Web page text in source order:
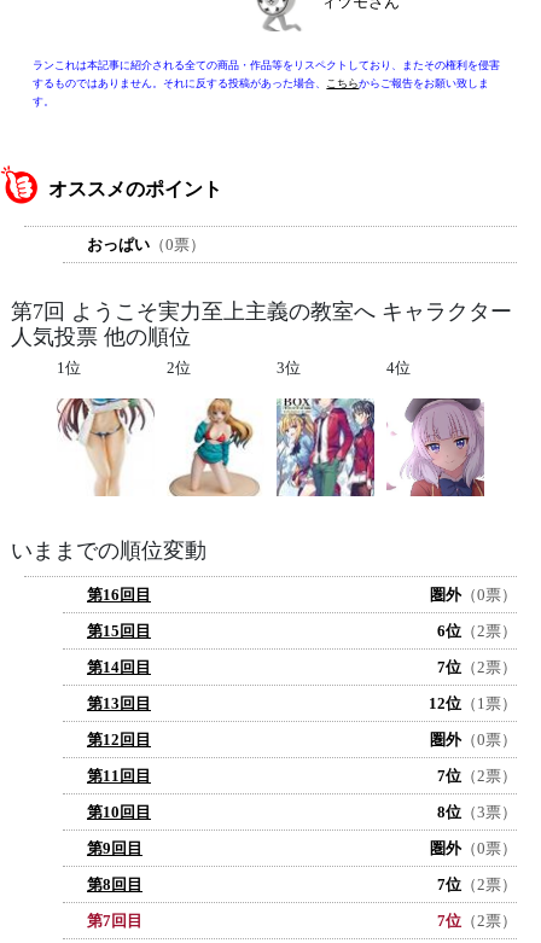
ランこれは本記事に紹介される全ての商品・作品等をリスペクトしており、またその権利を侵害
するものではありません。それに反する投稿があった場合、 こちらからご報告をお願い致しま
す。
オススメのポイント
おっぱい （0票）
第7回 ようこそ実力至上主義の教室へ キャラクター
人気投票 他の順位
1位 2位 3位 4位
いままでの順位変動
第16回目 圏外（0票）
第15回目
6位 （2票）
第14回目
7位 （2票）
第13回目
12位 （1票）
第12回目
圏外（0票）
第11回目
7位 （2票）
第10回目
8位 （3票）
第9回目
圏外（0票）
第8回目
7位 （2票）
第7回目
7位 （2票）